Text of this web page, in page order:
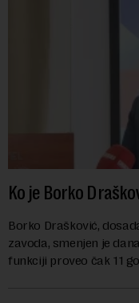
Ko je Borko
Borko Drašković,
zavoda, smenjen je
funkciji proveo čak 11